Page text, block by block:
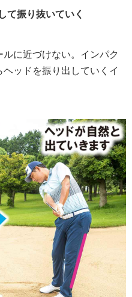
て振り抜いていく
に近づけない。インパク
ッドを振り出していくイ